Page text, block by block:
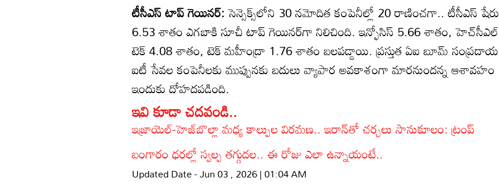
టీసీఎస్‌ టాప్‌ గెయినర్‌:సెన్సెక్స్‌లోని 30 నమోదిత కంపెనీల్లో 20 రాణించగా.. టీసీఎస్‌ షేరు
6.53 శాతం ఎగబాకి సూచీ టాప్‌ గెయినర్‌గా నిలిచింది. ఇన్ఫోసిస్‌ 5.66 శాతం, హెచ్‌సీఎల్‌
టెక్‌ 4.08 శాతం, టెక్‌ మహీంద్రా 1.76 శాతం బలపడ్డాయి. ప్రస్తుత ఏఐ బూమ్‌ సంప్రదాయ
ఐటీ సేవల కంపెనీలకు ముప్పునకు బదులు వ్యాపార అవకాశంగా మారనుందన్న ఆశావహం
ఇందుకు దోహదపడింది.
ఇవి కూడా చదవండి..
ఇజ్రాయెల్-హెజ్‌బొల్లా మధ్య కాల్పుల విరమణ.. ఇరాన్‌తో చర్చలు సానుకూలం: ట్రంప్
బంగారం ధరల్లో స్వల్ప తగ్గుదల.. ఈ రోజు ఎలా ఉన్నాయంటే..
Updated Date - Jun 03 , 2026 | 01:04 AM